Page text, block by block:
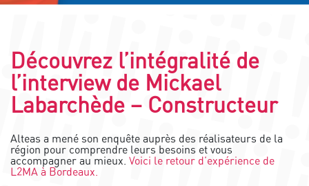
Découvrez l’intégralité de
l’interview de Mickael
Labarchède – Constructeur
Alteas a mené son enquête auprès des réalisateurs de la
région pour comprendre leurs besoins et vous
accompagner au mieux. Voici le retour d’expérience de
L2MA à Bordeaux.